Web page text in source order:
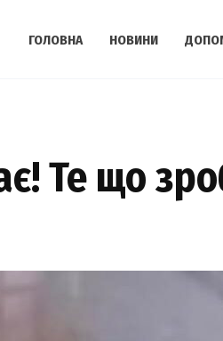
ГОЛОВНА НОВИНИ
Те що